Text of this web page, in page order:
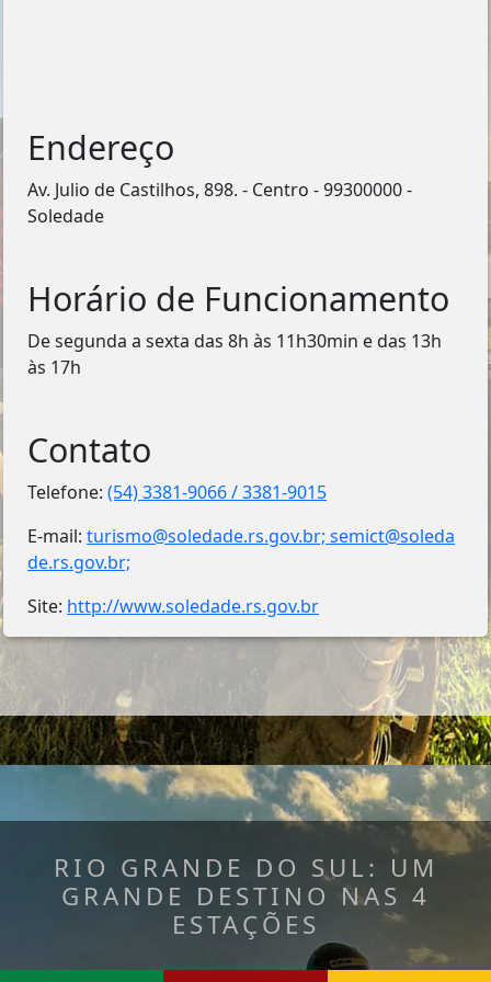
Endereço
Av. Julio de Castilhos, 898. - Centro - 99300000 -
Soledade
Horário de Funcionamento
De segunda a sexta das 8h às 11h30min e das 13h
às 17h
Contato
Telefone:(54) 3381-9066 / 3381-9015
E-mail:turismo@soledade.rs.gov.br; semict@soleda
de.rs.gov.br;
Site: http://www.soledade.rs.gov.br
RIO GRANDE DO SUL: UM
GRANDE DESTINO NAS 4
ESTAÇÕES